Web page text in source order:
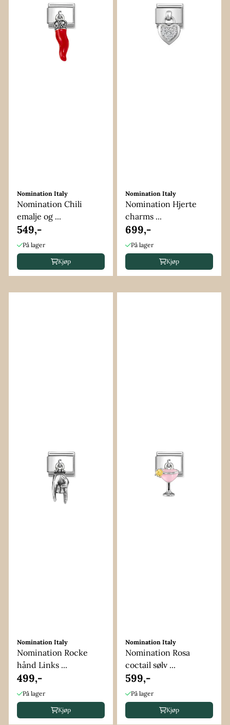
Nomination Italy
Nomination Chili
emalje og ...
549,-
På lager
Kjøp
Nomination Italy
Nomination Hjerte
charms ...
699,-
På lager
Kjøp
Nomination Italy
Nomination Rocke
hånd Links ...
499,-
På lager
Kjøp
Nomination Italy
Nomination Rosa
coctail sølv ...
599,-
På lager
Kjøp